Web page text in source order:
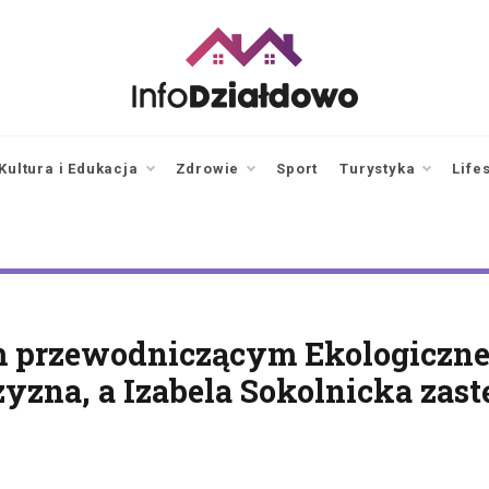
i Edukacja Zdrowie Sport Turystyka
a Izabela Sokolnicka